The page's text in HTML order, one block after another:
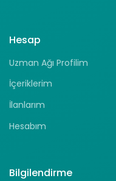
Hesap
Uzman Ağı Profilim
İçeriklerim
İlanlarım
Hesabım
Bilgilendirme